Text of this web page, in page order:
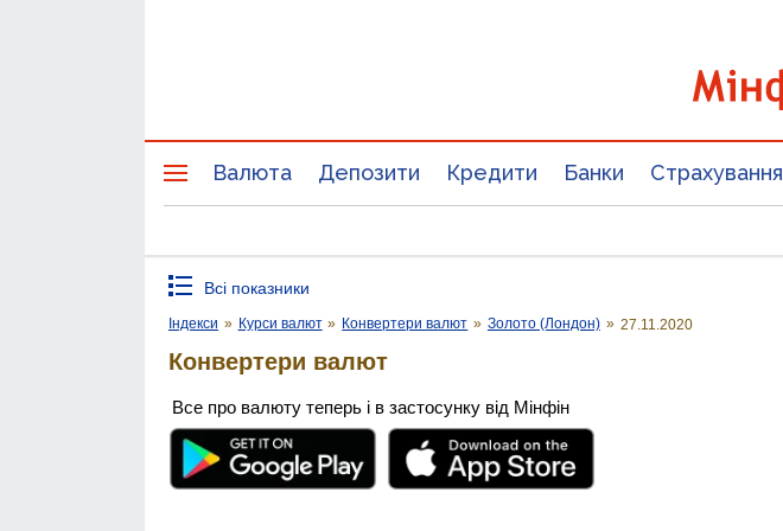
Валюта Депозити Кредити Банки Страхування
Всі показники
Індекси » Курси валют » Конвертери валют » Золото (Лондон) » 27.11.2020
Конвертери валют
Все про валюту теперь і в застосунку від Мінфін